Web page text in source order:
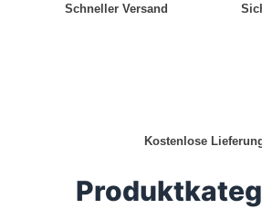
Schneller Versand
Kostenlose